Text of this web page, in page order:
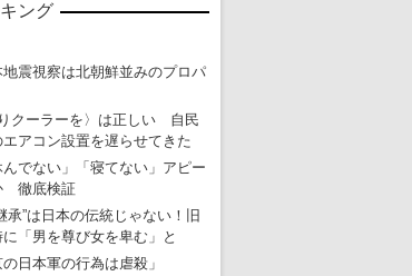
ング
震視察は北朝鮮並みのプロパ
りクーラーを〉は正しい 自民
アコン設置を遅らせてきた
でない」「寝てない」アピー
徹底検証
承”は日本の伝統じゃない！旧
「男を尊び女を卑む」と
日本軍の行為は虐殺」